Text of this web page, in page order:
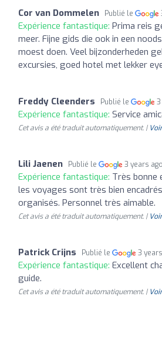
Cor van Dommelen Publié le
Expérience fantastique: Prima reis
meer. Fijne gids die ook in een
moest doen. Veel bijzonderheden
excursies, goed hotel met lekker
Freddy Cleenders Publié le
Expérience fantastique: Service
Cet avis a été traduit automatiquement. |
Lili Jaenen Publié le 3 years ago
Expérience fantastique: Très bonne
les voyages sont très bien
organisés. Personnel très aimable.
Cet avis a été traduit automatiquement. |
Patrick Crijns Publié le 3
Expérience fantastique: Excellent
guide.
Cet avis a été traduit automatiquement. |